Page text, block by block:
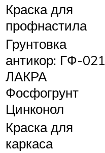
Краска для
профнастила
Грунтовка
антикор: ГФ-021
ЛАКРА
Фосфогрунт
Цинконол
Краска для
каркаса